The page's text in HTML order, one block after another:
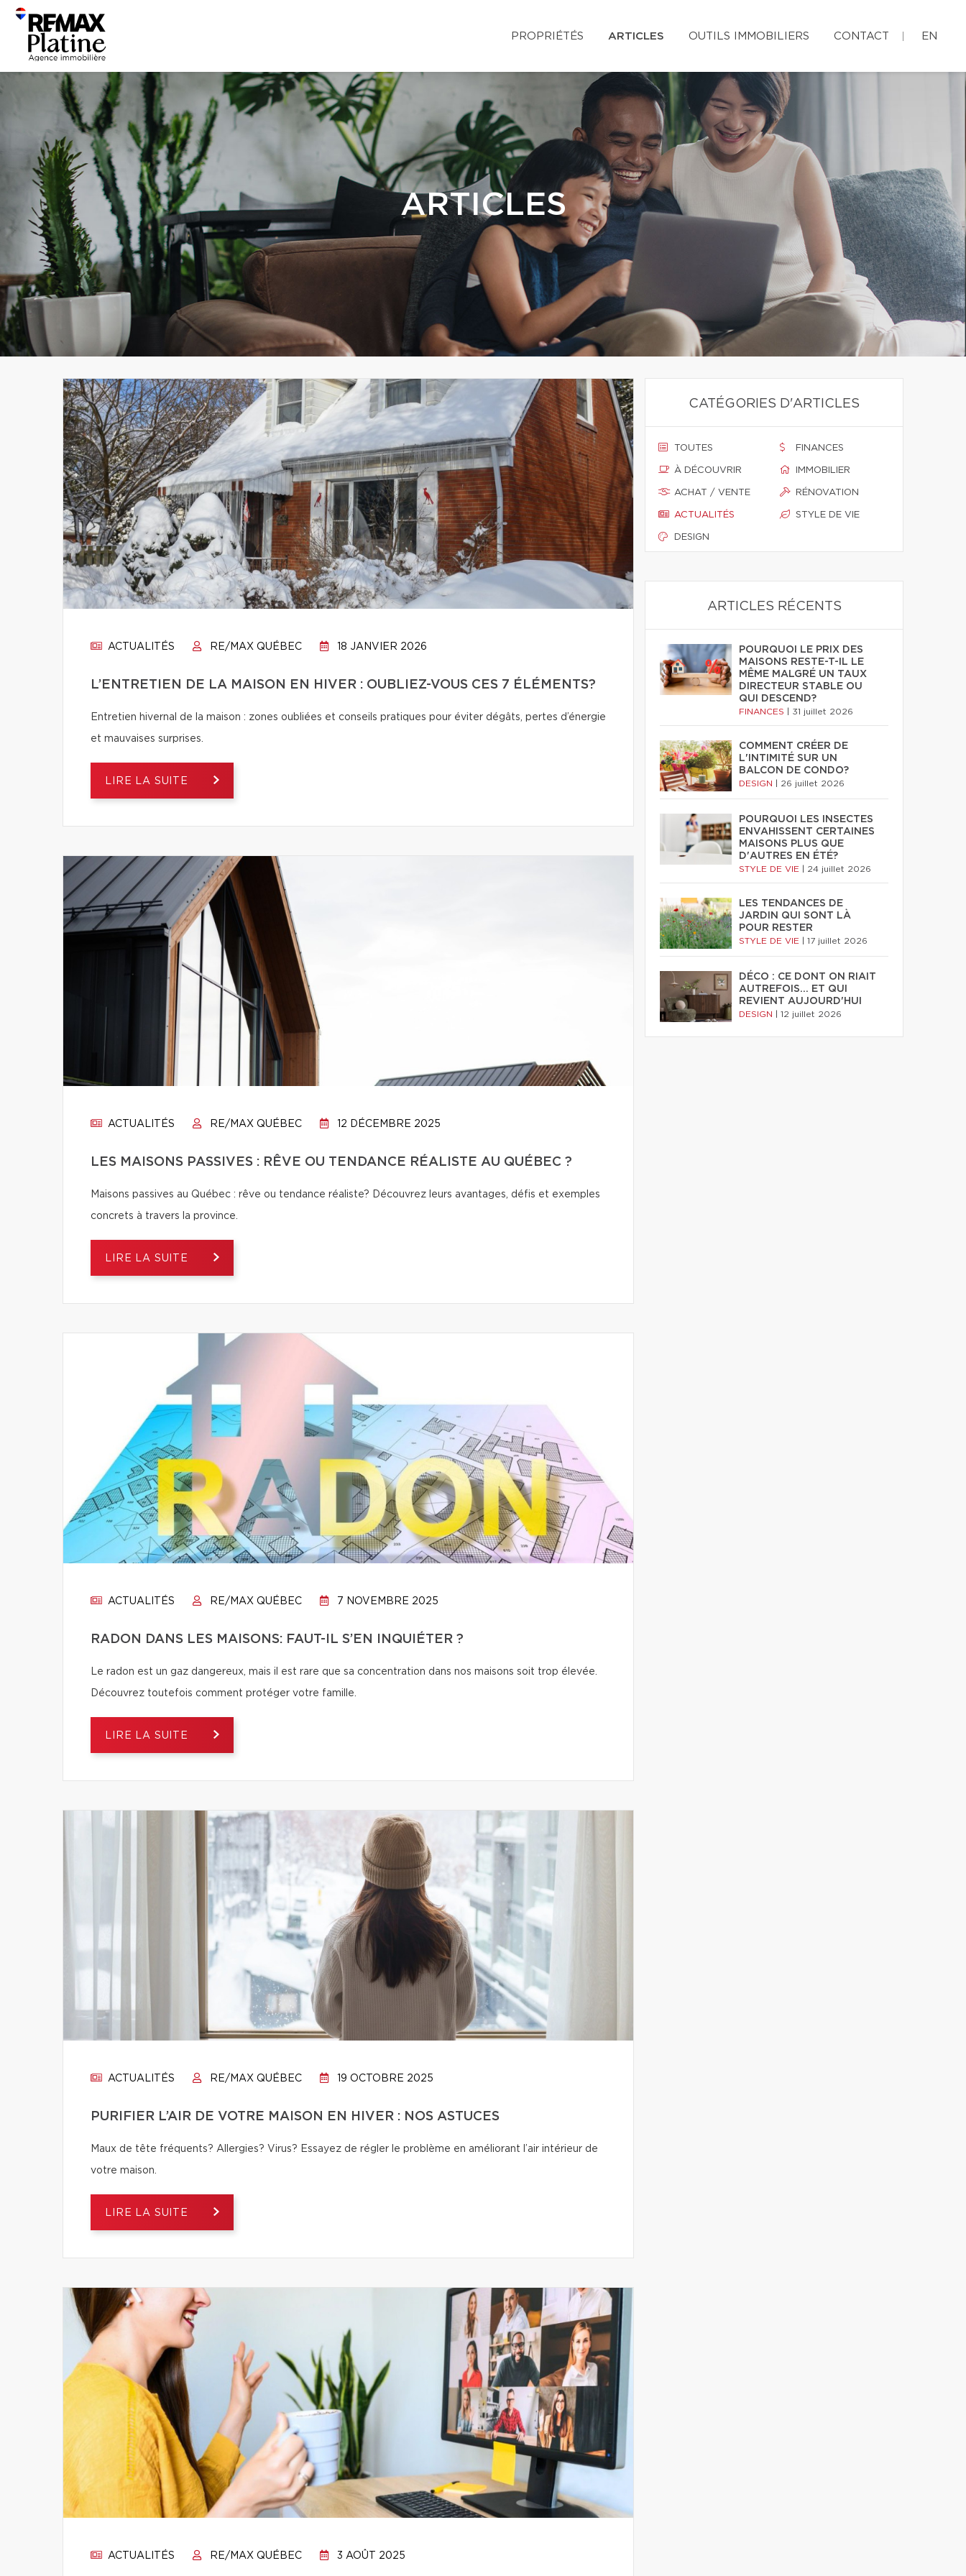
PROPRIÉTÉS ARTICLES OUTILS IMMOBILIERS CONTACT EN
ARTICLES
ACTUALITÉS RE/MAX QUÉBEC 18 JANVIER 2026
L’ENTRETIEN DE LA MAISON EN HIVER : OUBLIEZ-VOUS CES 7 ÉLÉMENTS?
Entretien hivernal de la maison : zones oubliées et conseils pratiques pour éviter dégâts, pertes d’énergie
et mauvaises surprises.
LIRE LA SUITE
ACTUALITÉS RE/MAX QUÉBEC 12 DÉCEMBRE 2025
LES MAISONS PASSIVES : RÊVE OU TENDANCE RÉALISTE AU QUÉBEC ?
Maisons passives au Québec : rêve ou tendance réaliste? Découvrez leurs avantages, défis et exemples
concrets à travers la province.
LIRE LA SUITE
ACTUALITÉS RE/MAX QUÉBEC 7 NOVEMBRE 2025
RADON DANS LES MAISONS: FAUT-IL S’EN INQUIÉTER ?
Le radon est un gaz dangereux, mais il est rare que sa concentration dans nos maisons soit trop élevée.
Découvrez toutefois comment protéger votre famille.
LIRE LA SUITE
ACTUALITÉS RE/MAX QUÉBEC 19 OCTOBRE 2025
PURIFIER L’AIR DE VOTRE MAISON EN HIVER : NOS ASTUCES
Maux de tête fréquents? Allergies? Virus? Essayez de régler le problème en améliorant l’air intérieur de
votre maison.
LIRE LA SUITE
ACTUALITÉS RE/MAX QUÉBEC 3 AOÛT 2025
CATÉGORIES D'ARTICLES
TOUTES
À DÉCOUVRIR
ACHAT / VENTE
ACTUALITÉS
DESIGN
FINANCES
IMMOBILIER
RÉNOVATION
STYLE DE VIE
ARTICLES RÉCENTS
POURQUOI LE PRIX DES
MAISONS RESTE-T-IL LE
MÊME MALGRÉ UN TAUX
DIRECTEUR STABLE OU
QUI DESCEND?
FINANCES 31 juillet 2026
COMMENT CRÉER DE
L'INTIMITÉ SUR UN
BALCON DE CONDO?
DESIGN 26 juillet 2026
POURQUOI LES INSECTES
ENVAHISSENT CERTAINES
MAISONS PLUS QUE
D'AUTRES EN ÉTÉ?
STYLE DE VIE 24 juillet 2026
LES TENDANCES DE
JARDIN QUI SONT LÀ
POUR RESTER
STYLE DE VIE 17 juillet 2026
DÉCO : CE DONT ON RIAIT
AUTREFOIS... ET QUI
REVIENT AUJOURD'HUI
DESIGN 12 juillet 2026